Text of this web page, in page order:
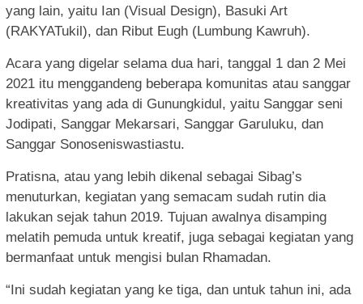
yang lain, yaitu Ian (Visual Design), Basuki Art
(RAKYATukil), dan Ribut Eugh (Lumbung Kawruh).
Acara yang digelar selama dua hari, tanggal 1 dan 2 Mei
2021 itu menggandeng beberapa komunitas atau sanggar
kreativitas yang ada di Gunungkidul, yaitu Sanggar seni
Jodipati, Sanggar Mekarsari, Sanggar Garuluku, dan
Sanggar Sonoseniswastiastu.
Pratisna, atau yang lebih dikenal sebagai Sibag’s
menuturkan, kegiatan yang semacam sudah rutin dia
lakukan sejak tahun 2019. Tujuan awalnya disamping
melatih pemuda untuk kreatif, juga sebagai kegiatan yang
bermanfaat untuk mengisi bulan Rhamadan.
“Ini sudah kegiatan yang ke tiga, dan untuk tahun ini, ada